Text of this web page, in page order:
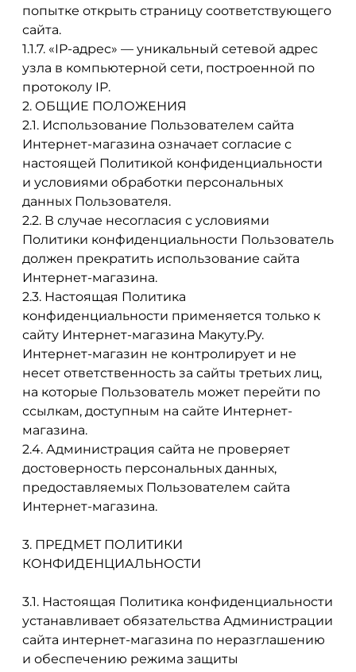
попытке открыть страницу соответствующего
сайта.
1.1.7. «IP-адрес» — уникальный сетевой адрес
узла в компьютерной сети, построенной по
протоколу IP.
2. ОБЩИЕ ПОЛОЖЕНИЯ
2.1. Использование Пользователем сайта
Интернет-магазина означает согласие с
настоящей Политикой конфиденциальности
и условиями обработки персональных
данных Пользователя.
2.2. В случае несогласия с условиями
Политики конфиденциальности Пользователь
должен прекратить использование сайта
Интернет-магазина.
2.3. Настоящая Политика
конфиденциальности применяется только к
сайту Интернет-магазина Макуту.Ру.
Интернет-магазин не контролирует и не
несет ответственность за сайты третьих лиц,
на которые Пользователь может перейти по
ссылкам, доступным на сайте Интернет-
магазина.
2.4. Администрация сайта не проверяет
достоверность персональных данных,
предоставляемых Пользователем сайта
Интернет-магазина.
3. ПРЕДМЕТ ПОЛИТИКИ
КОНФИДЕНЦИАЛЬНОСТИ
3.1. Настоящая Политика конфиденциальности
устанавливает обязательства Администрации
сайта интернет-магазина по неразглашению
и обеспечению режима защиты